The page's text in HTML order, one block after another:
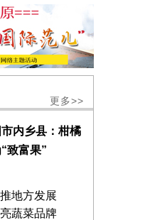
更多>>
内乡县：柑橘
致富果”
地方发展
蔬菜品牌